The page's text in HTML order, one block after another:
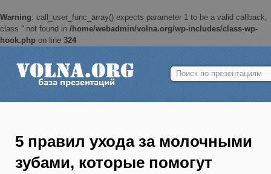
Warning: call_user_func_array() expects parameter 1 to be a valid callback,
class '' not found in /home/webadmin/volna.org/wp-includes/class-wp-
hook.php on line 324
Найти:
5 правил ухода за молочными
зубами, которые помогут